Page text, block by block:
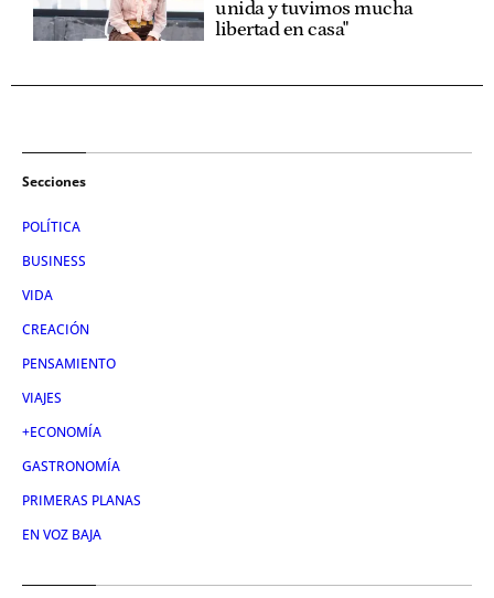
unida y tuvimos mucha
libertad en casa"
Secciones
POLÍTICA
BUSINESS
VIDA
CREACIÓN
PENSAMIENTO
VIAJES
+ECONOMÍA
GASTRONOMÍA
PRIMERAS PLANAS
EN VOZ BAJA